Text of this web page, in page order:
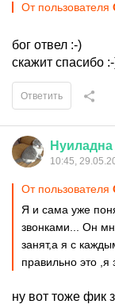
От пользователя
бог отвел :-)
скажит спасибо
Ответить
Нуиладна
10:45,
От пользователя
Я и сама уже
звонками... Он
занят,а я с
правильно это ,я
ну вот тоже фик